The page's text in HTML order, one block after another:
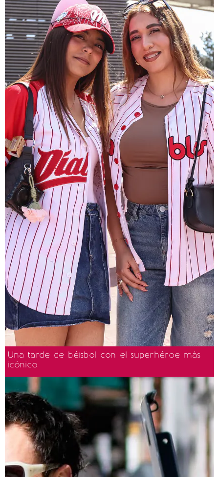
Una tarde de béisbol con el superhéroe más
icónico